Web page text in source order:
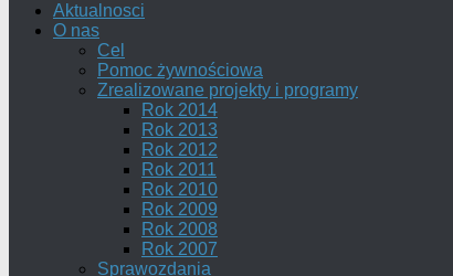
Aktualnosci
O nas
Cel
Pomoc żywnościowa
Zrealizowane projekty i programy
Rok 2014
Rok 2013
Rok 2012
Rok 2011
Rok 2010
Rok 2009
Rok 2008
Rok 2007
Sprawozdania